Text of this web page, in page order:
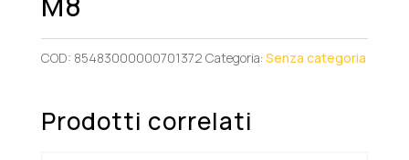
COD: 85483000000701372 Categoria: Senza categoria
Prodotti correlati